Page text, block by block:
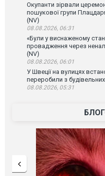
Окупанти зірвали
пошукової групи
(NV)
08.08.2026, 06:31
«Були у виснаженому
провадження через
(NV)
08.08.2026, 06:01
У Швеції на вулицях
переробили з
08.08.2026, 05:31